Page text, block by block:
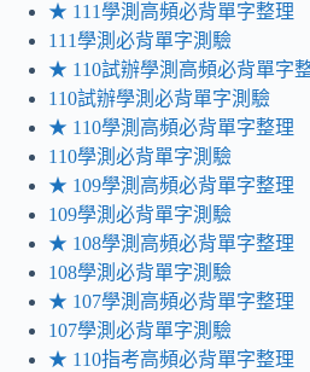
★ 111學測高頻必背單字整理
111學測必背單字測驗
★ 110試辦學測高頻必背單字
110試辦學測必背單字測驗
★ 110學測高頻必背單字整理
110學測必背單字測驗
★ 109學測高頻必背單字整理
109學測必背單字測驗
★ 108學測高頻必背單字整理
108學測必背單字測驗
★ 107學測高頻必背單字整理
107學測必背單字測驗
★ 110指考高頻必背單字整理